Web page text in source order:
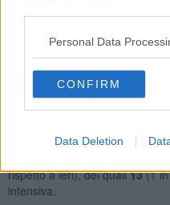
Personal Data
CONFIRM
Data Deletion
Maria a Monte 16, Casciana
Calcinaia 9.
Alta Valdicecina, 29 casi:
Monteverdi Marittimo 1,
Montecatini Val di Cecina 1,
Montopoli in Val d'Arno 9,
rispetto a ieri), dei quali13(1 in
intensiva.